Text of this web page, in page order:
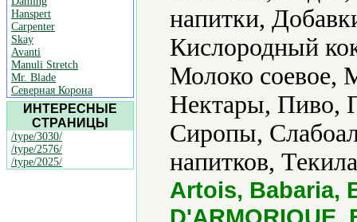
Hanspert
Carpenter
Skay
Avanti
Manuli Stretch
Mr. Blade
Северная Корона
ИНТЕРЕСНЫЕ
СТРАНИЦЫ
/type/3030/
/type/2576/
/type/2025/
напитки,
Кислородный
Молоко соевое,
Нектары, Пиво,
Сиропы,
напитков,
Artois, Babaria,